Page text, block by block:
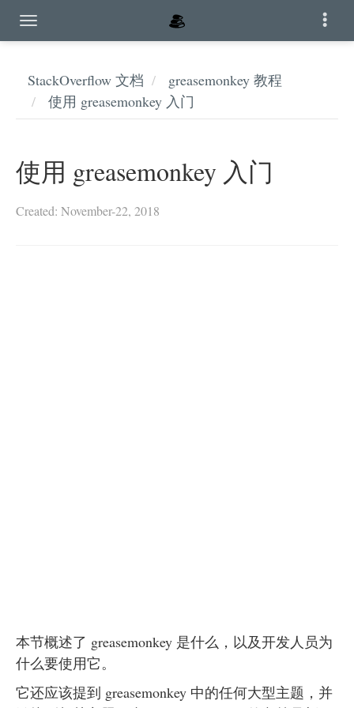
StackOverflow 文档
greasemonkey 教程
使用 greasemonkey 入门
使用 greasemonkey 入门
Created: November-22, 2018
本节概述了 greasemonkey 是什么，以及开发人员为
什么要使用它。
它还应该提到 greasemonkey 中的任何大型主题，并